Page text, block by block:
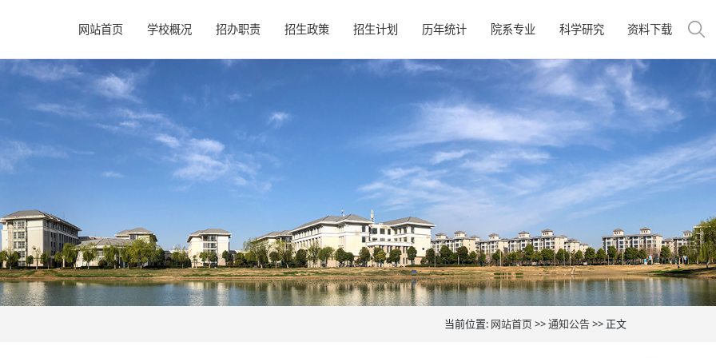
网站首页 学校概况 招办职责 招生政策 招生计划 历年统计 院系专业 科学研究 资料下载
当前位置: 网站首页>>通知公告>> 正文